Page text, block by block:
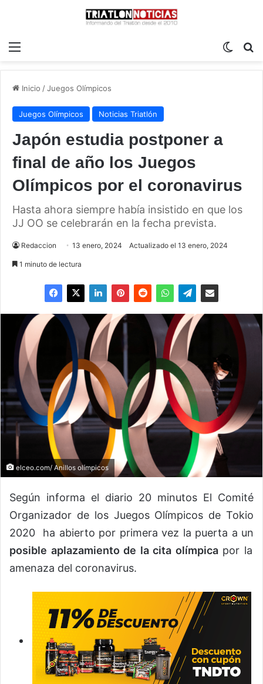
Inicio /Juegos Olímpicos
Juegos Olímpicos Noticias Triatlón
Japón estudia postponer a
final de año los Juegos
Olímpicos por el coronavirus
Hasta ahora siempre había insistido en que los
JJ OO se celebrarán en la fecha prevista.
Redaccion 13 enero, 2024 Actualizado el 13 enero, 2024
1 minuto de lectura
elceo.com/ Anillos olímpicos
Según informa el diario 20 minutos El Comité
Organizador de los Juegos Olímpicos de Tokio
2020 ha abierto por primera vez la puerta a un
posible aplazamiento de la cita olímpicapor la
amenaza del coronavirus.